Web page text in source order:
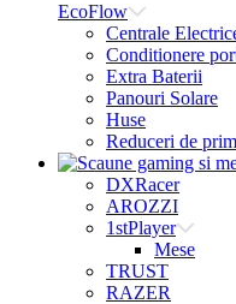
EcoFlow
Centrale
Conditionere
Extra Baterii
Panouri Solare
Huse
Reduceri de
DXRacer
AROZZI
1stPlayer
Mese
TRUST
RAZER